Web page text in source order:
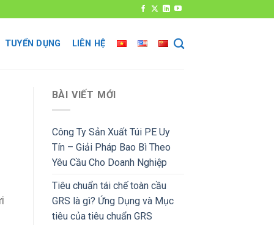
TUYỂN DỤNG LIÊN HỆ
BÀI VIẾT MỚI
Công Ty Sản Xuất Túi PE Uy
Tín – Giải Pháp Bao Bì Theo
Yêu Cầu Cho Doanh Nghiệp
Tiêu chuẩn tái chế toàn cầu
GRS là gì? Ứng Dụng và Mục
tiêu của tiêu chuẩn GRS